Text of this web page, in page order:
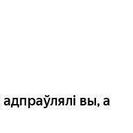
вы, а